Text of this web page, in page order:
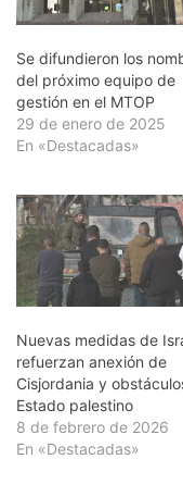
Se difundieron los
del próximo equipo de
gestión en el MTOP
29 de enero de 2025
En «Destacadas»
Nuevas medidas de
refuerzan anexión de
Cisjordania y
Estado palestino
8 de febrero de 2026
En «Destacadas»